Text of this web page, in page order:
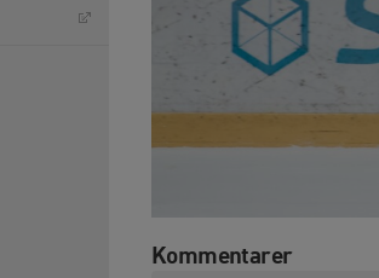
Kommentarer